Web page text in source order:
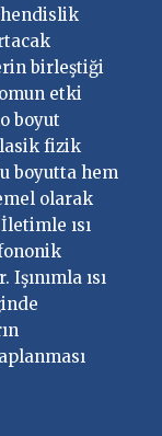
birleştiği
etki
boyut
fizik
boyutta hem
olarak
ısı
ısı